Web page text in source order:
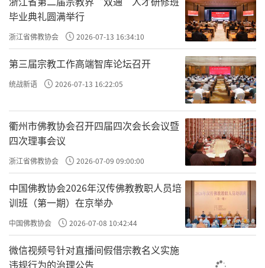
毕业典礼圆满举行
浙江省佛教协会 2026-07-13 16:34:10
第三届宗教工作高端智库论坛召开
统战新语 2026-07-13 16:22:05
衢州市佛教协会召开四届四次会长会议暨
四次理事会议
浙江省佛教协会 2026-07-09 09:00:00
中国佛教协会2026年汉传佛教教职人员培
训班（第一期）在京举办
中国佛教协会 2026-07-08 10:42:44
微信视频号针对直播间假借宗教名义实施
违规行为的治理公告